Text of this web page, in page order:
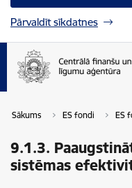
Pārvaldīt sīkdatnes
Sākums ES fondi ES
9.1.3.
sistēmas